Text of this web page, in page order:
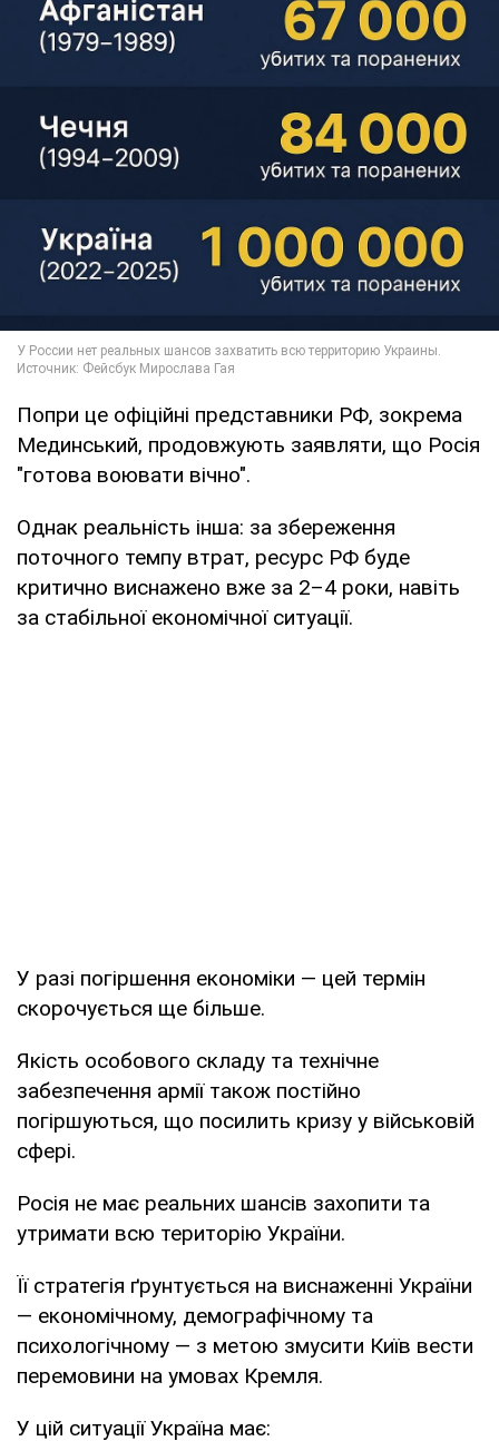
Попри це офіційні представники РФ, зокрема
Мединський, продовжують заявляти, що Росія
"готова воювати вічно".
Однак реальність інша: за збереження
поточного темпу втрат, ресурс РФ буде
критично виснажено вже за 2–4 роки, навіть
за стабільної економічної ситуації.
У разі погіршення економіки — цей термін
скорочується ще більше.
Якість особового складу та технічне
забезпечення армії також постійно
погіршуються, що посилить кризу у військовій
сфері.
Росія не має реальних шансів захопити та
утримати всю територію України.
Її стратегія ґрунтується на виснаженні України
— економічному, демографічному та
психологічному — з метою змусити Київ вести
перемовини на умовах Кремля.
У цій ситуації Україна має: